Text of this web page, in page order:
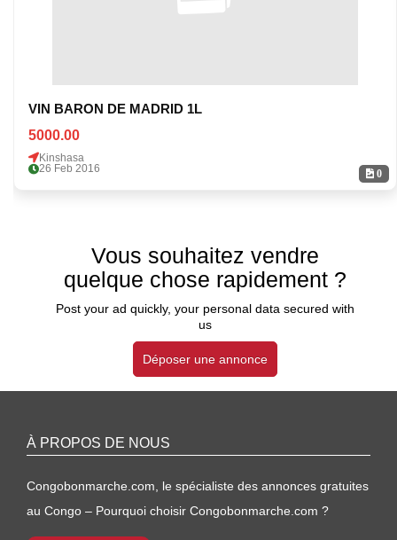
0
VIN BARON DE MADRID 1L
5000.00
Kinshasa
26 Feb 2016
Vous souhaitez vendre
quelque chose rapidement ?
Post your ad quickly, your personal data secured with
us
Déposer une annonce
À PROPOS DE NOUS
Congobonmarche.com, le spécialiste des annonces gratuites
au Congo – Pourquoi choisir Congobonmarche.com ?